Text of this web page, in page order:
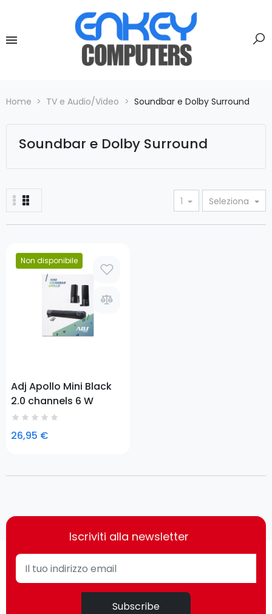
Home TV e Audio/Video Soundbar e Dolby Surround
Soundbar e Dolby Surround
1 Seleziona
Non disponibile
Adj Apollo Mini Black
2.0 channels 6 W
26,95 €
Iscriviti alla newsletter
Subscribe